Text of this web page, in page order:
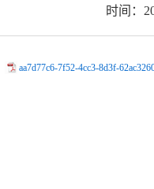
时间：
aa7d77c6-7f52-4cc3-8d3f-